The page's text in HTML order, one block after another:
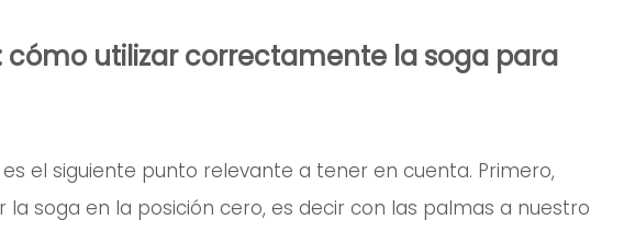
cómo utilizar correctamente la soga para
es el siguiente punto relevante a tener en cuenta. Primero,
soga en la posición cero, es decir con las palmas a nuestro